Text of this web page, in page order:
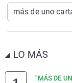
más de uno
LO MÁS
"MÁS DE